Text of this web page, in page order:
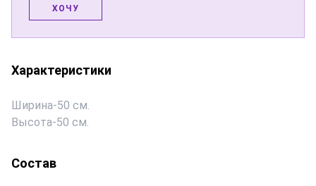
ХОЧУ
Характеристики
Ширина-50 см.
Высота-50 см.
Состав